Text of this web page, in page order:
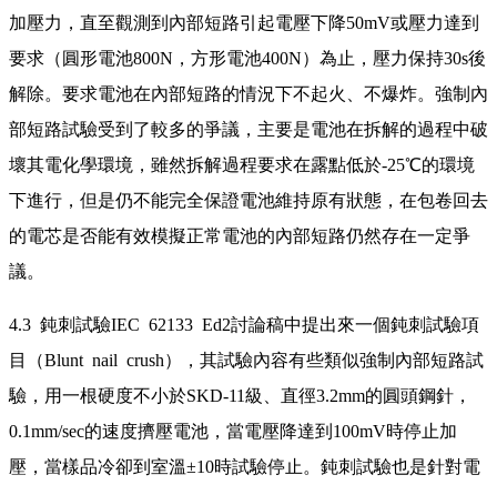
加壓力，直至觀測到內部短路引起電壓下降50mV或壓力達到
要求（圓形電池800N，方形電池400N）為止，壓力保持30s後
解除。要求電池在內部短路的情況下不起火、不爆炸。強制內
部短路試驗受到了較多的爭議，主要是電池在拆解的過程中破
壞其電化學環境，雖然拆解過程要求在露點低於-25℃的環境
下進行，但是仍不能完全保證電池維持原有狀態，在包卷回去
的電芯是否能有效模擬正常電池的內部短路仍然存在一定爭
議。
4.3 鈍刺試驗IEC 62133 Ed2討論稿中提出來一個鈍刺試驗項
目（Blunt nail crush），其試驗內容有些類似強制內部短路試
驗，用一根硬度不小於SKD-11級、直徑3.2mm的圓頭鋼針，
0.1mm/sec的速度擠壓電池，當電壓降達到100mV時停止加
壓，當樣品冷卻到室溫±10時試驗停止。鈍刺試驗也是針對電